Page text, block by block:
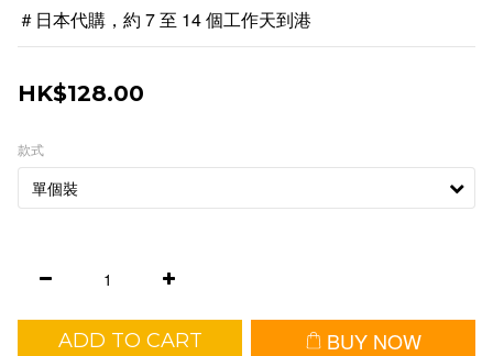
＃日本代購，約 7 至 14 個工作天到港
HK$128.00
款式
ADD TO CART BUY NOW